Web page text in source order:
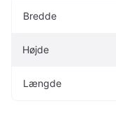
Bredde
Højde
Længde